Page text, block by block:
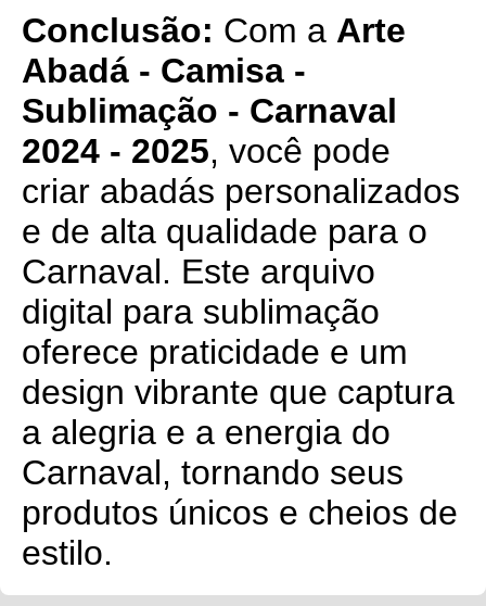
Conclusão: Com a Arte
Abadá - Camisa -
Sublimação - Carnaval
2024 - 2025, você pode
criar abadás personalizados
e de alta qualidade para o
Carnaval. Este arquivo
digital para sublimação
oferece praticidade e um
design vibrante que captura
a alegria e a energia do
Carnaval, tornando seus
produtos únicos e cheios de
estilo.